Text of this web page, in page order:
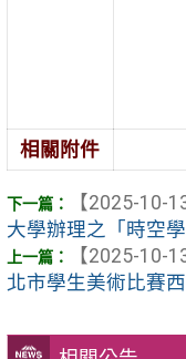
相關附件
【2025-10-13
大學辦理之「時空
【2025-10-13
北市學生美術比賽